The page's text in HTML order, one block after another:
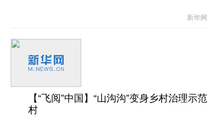
新华网
【“飞阅”中国】“山沟沟”变身乡村治理示范
村